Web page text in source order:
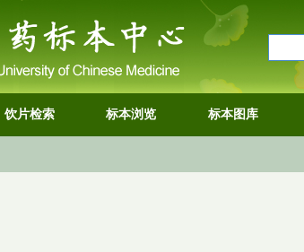
饮片检索 标本浏览 标本图库